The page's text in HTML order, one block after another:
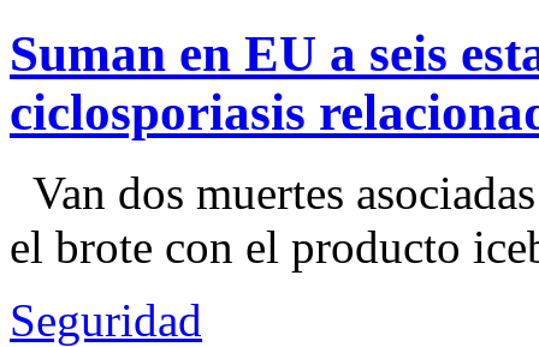
Suman en EU a seis
ciclosporiasis
Van dos muertes
el brote con el producto
Seguridad